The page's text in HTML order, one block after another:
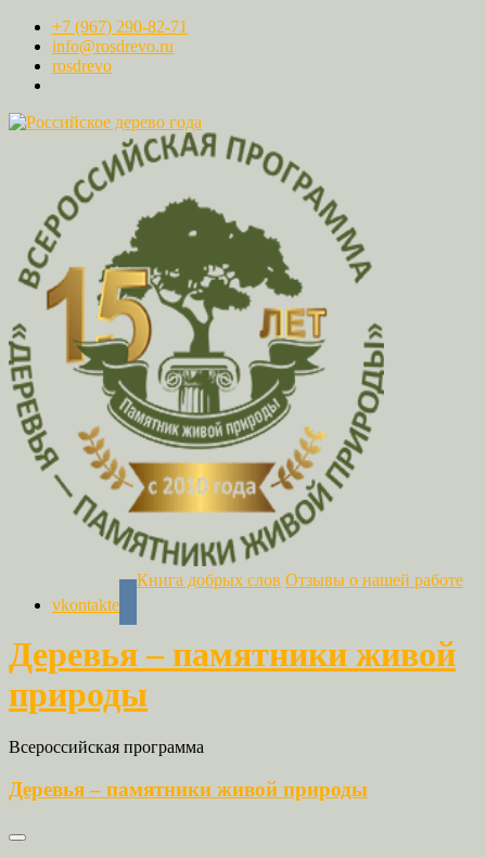
+7 (967) 290-82-71
info@rosdrevo.ru
rosdrevo
vkontakte
Книга добрых слов Отзывы о нашей работе
Деревья – памятники живой
природы
Всероссийская программа
Деревья – памятники живой природы